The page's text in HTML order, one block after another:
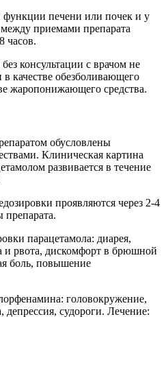
печени или почек и у
приемами препарата
часов.
консультации с врачом не
качестве обезболивающего
жаропонижающего средства.
обусловлены
Клиническая картина
развивается в течение
проявляются через 2-4
препарата.
парацетамола: диарея,
и рвота, дискомфорт в брюшной
боль, повышение
головокружение,
судороги. Лечение: